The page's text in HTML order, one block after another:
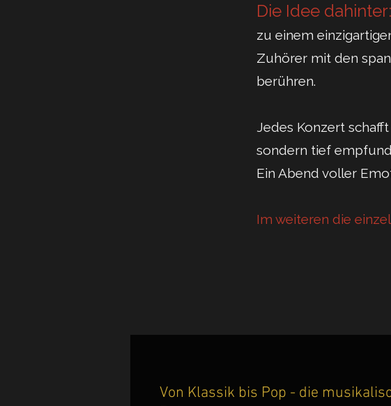
Die Idee dahinter:
zu einem
Zuhörer mit den
berühren.
Jedes Konzert
sondern tief
Ein Abend voller
Im weiteren die
Von Klassik bis Pop - die